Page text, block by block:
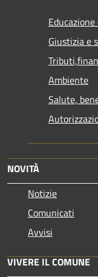
Giustizia e
Ambiente
Salute,
NOVITÀ
Notizie
Comunicati
Avvisi
VIVERE IL COMUNE